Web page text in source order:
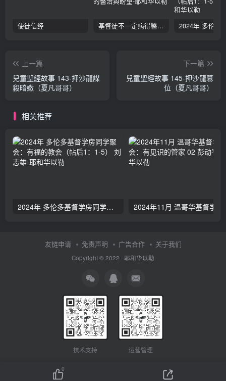
使徒信经 基督徒不一定病得醫治？寇紹恩牧師談基督徒的醫治與盼望
上一篇
兒童聖經故事 143-押沙龍謀
殺暗嫩（夏凡哥哥）
下一篇
兒童聖經故事 145-押沙龍篡
位（夏凡哥哥）
相关推荐
2024年 多伦多基督学房同学聚会：有福的教会（帖后1：1-5） 刘志雄
友链申请 免责声明 广告合作 关于我们
Copyright © 2022 · 耶和华以勒
技术支持 运营管理
0